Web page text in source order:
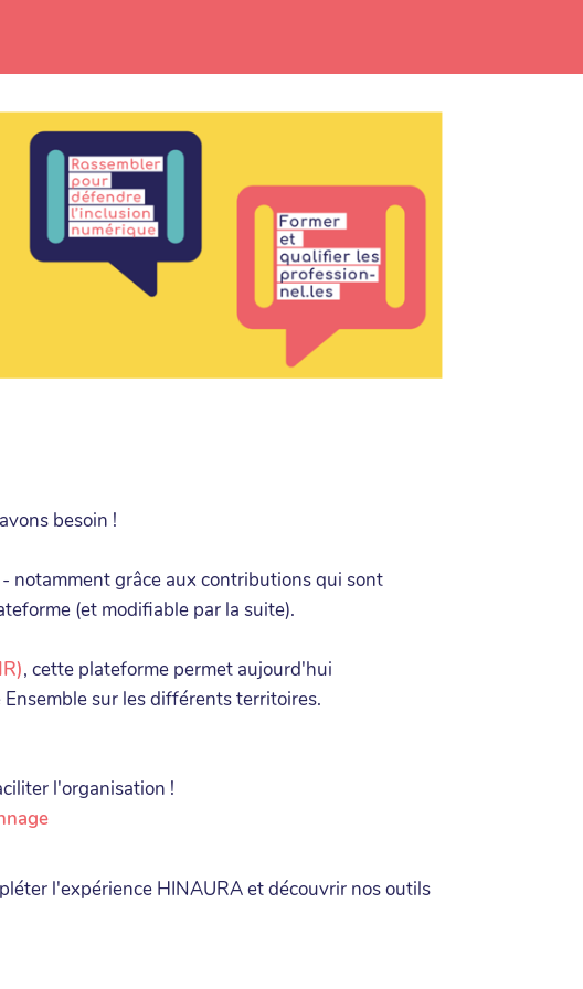
besoin !
notamment grâce aux contributions qui sont
(et modifiable par la suite).
, cette plateforme permet aujourd'hui
sur les différents territoires.
l'organisation !
l'expérience HINAURA et découvrir nos outils